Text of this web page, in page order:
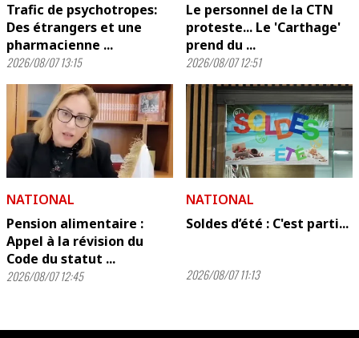
Trafic de psychotropes:
Des étrangers et une
pharmacienne ...
2026/08/07 13:15
Le personnel de la CTN
proteste... Le 'Carthage'
prend du ...
2026/08/07 12:51
NATIONAL
Pension alimentaire :
Appel à la révision du
Code du statut ...
2026/08/07 12:45
NATIONAL
Soldes d’été : C'est parti...
2026/08/07 11:13